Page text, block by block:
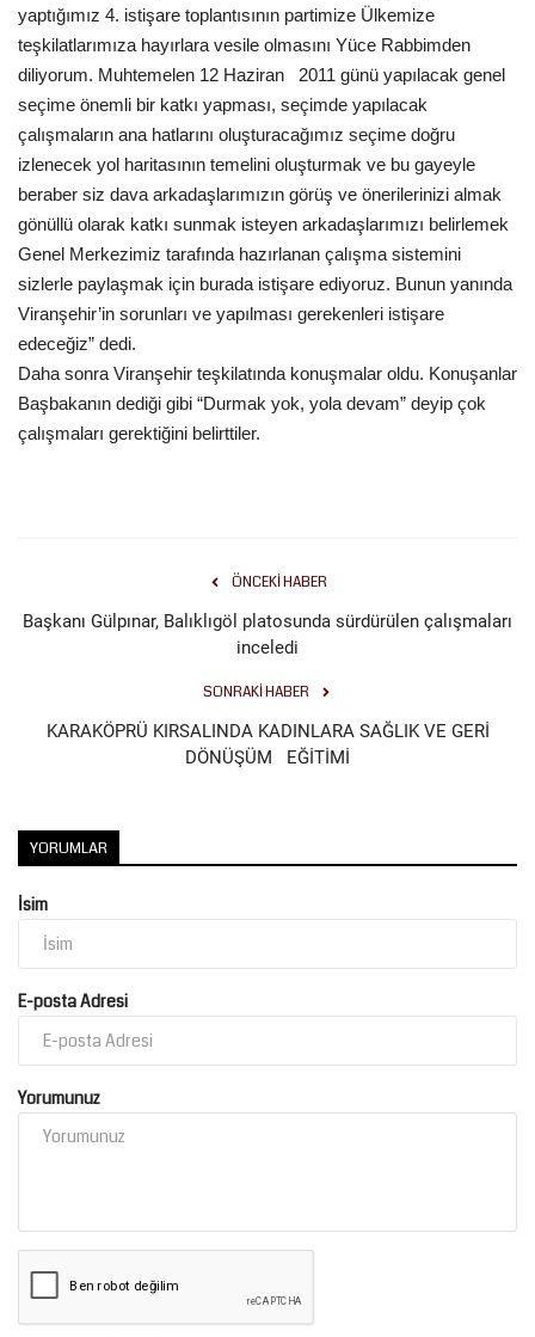
yaptığımız 4. istişare toplantısının partimize Ülkemize
teşkilatlarımıza hayırlara vesile olmasını Yüce Rabbimden
diliyorum. Muhtemelen 12 Haziran
2011 günü yapılacak genel
seçime önemli bir katkı yapması, seçimde yapılacak
çalışmaların ana hatlarını oluşturacağımız seçime doğru
izlenecek yol haritasının temelini oluşturmak ve bu gayeyle
beraber siz dava arkadaşlarımızın görüş ve önerilerinizi almak
gönüllü olarak katkı sunmak isteyen arkadaşlarımızı belirlemek
Genel Merkezimiz tarafında hazırlanan çalışma sistemini
sizlerle paylaşmak için burada istişare ediyoruz. Bunun yanında
Viranşehir’in sorunları ve yapılması gerekenleri istişare
edeceğiz” dedi.
Daha sonra Viranşehir teşkilatında konuşmalar oldu. Konuşanlar
Başbakanın dediği gibi “Durmak yok, yola devam” deyip çok
çalışmaları gerektiğini belirttiler.
ÖNCEKI HABER
Başkanı Gülpınar, Balıklıgöl platosunda sürdürülen çalışmaları
inceledi
SONRAKI HABER
KARAKÖPRÜ KIRSALINDA KADINLARA SAĞLIK VE GERİ
DÖNÜŞÜM EĞİTİMİ
YORUMLAR
İsim
E-posta Adresi
Yorumunuz